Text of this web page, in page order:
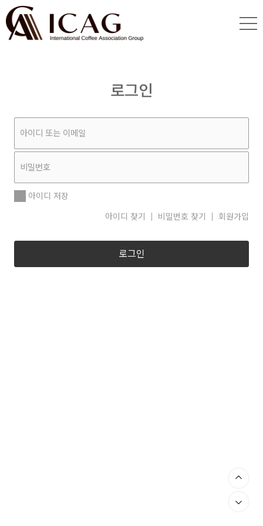
로그인
아이디 저장
아이디 찾기
비밀번호 찾기 회원가입
로그인